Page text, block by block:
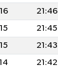
21:46
21:45
21:43
21:42